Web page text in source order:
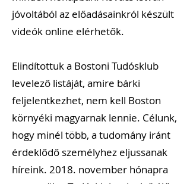
jóvoltából az előadásainkról készült
videók online elérhetők.
Elindítottuk a Bostoni Tudósklub
levelező listáját, amire bárki
feljelentkezhet, nem kell Boston
környéki magyarnak lennie. Célunk,
hogy minél több, a tudomány iránt
érdeklődő személyhez eljussanak
híreink. 2018. november hónapra